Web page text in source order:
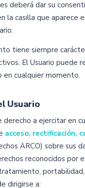
deberá dar su
la casilla que aparece
tiene siempre
El Usuario puede
en cualquier momento.
Usuario
derecho a ejercitar en
acceso, rectificación,
ARCO) sobre sus
reconocidos por
dirigirse a: